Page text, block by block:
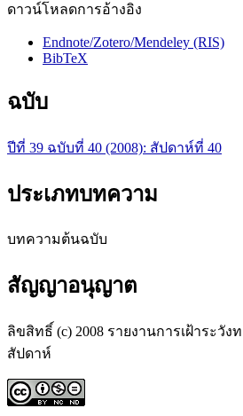
ดาวน์โหลดการอ้างอิง
Endnote/Zotero/Mendeley (RIS)
BibTeX
ฉบับ
ปีที่ 39 ฉบับที่ 40 (2008): สัปดาห์ที่ 40
ประเภทบทความ
บทความต้นฉบับ
สัญญาอนุญาต
ลิขสิทธิ์ (c) 2008 รายงานการเฝ้าระวัง
สัปดาห์